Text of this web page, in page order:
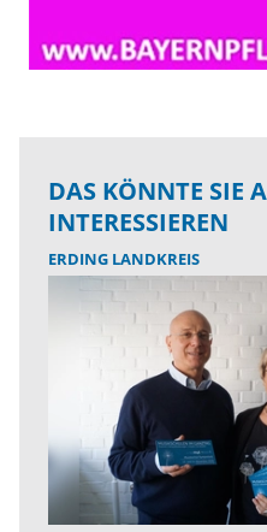
DAS KÖNNTE SIE
INTERESSIEREN
ERDING LANDKREIS